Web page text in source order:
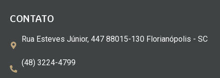
CONTATO
Rua Esteves Júnior, 447 88015-130 Florianópolis - SC
(48) 3224-4799